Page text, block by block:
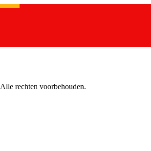
Alle rechten voorbehouden.